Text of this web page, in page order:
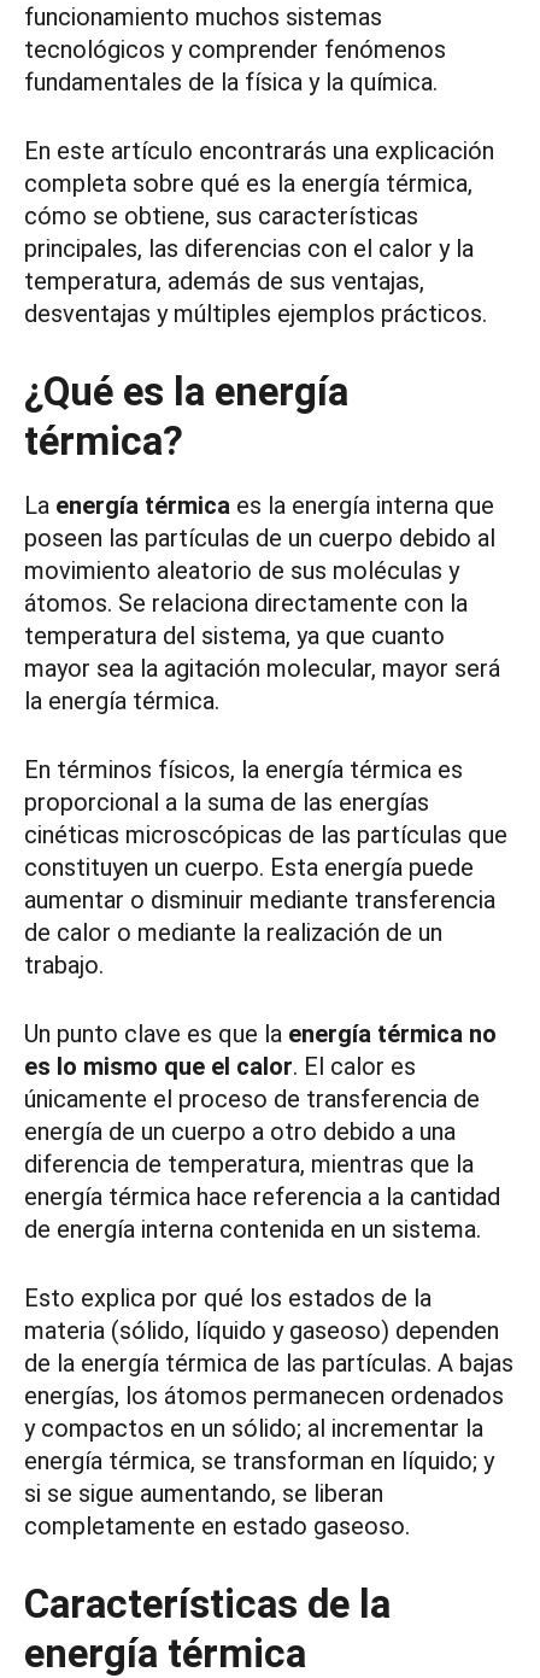
funcionamiento muchos sistemas
tecnológicos y comprender fenómenos
fundamentales de la física y la química.
En este artículo encontrarás una explicación
completa sobre qué es la energía térmica,
cómo se obtiene, sus características
principales, las diferencias con el calor y la
temperatura, además de sus ventajas,
desventajas y múltiples ejemplos prácticos.
¿Qué es la energía
térmica?
La energía térmica es la energía interna que
poseen las partículas de un cuerpo debido al
movimiento aleatorio de sus moléculas y
átomos. Se relaciona directamente con la
temperatura del sistema, ya que cuanto
mayor sea la agitación molecular, mayor será
la energía térmica.
En términos físicos, la energía térmica es
proporcional a la suma de las energías
cinéticas microscópicas de las partículas que
constituyen un cuerpo. Esta energía puede
aumentar o disminuir mediante transferencia
de calor o mediante la realización de un
trabajo.
Un punto clave es que la energía térmica no
es lo mismo que el calor. El calor es
únicamente el proceso de transferencia de
energía de un cuerpo a otro debido a una
diferencia de temperatura, mientras que la
energía térmica hace referencia a la cantidad
de energía interna contenida en un sistema.
Esto explica por qué los estados de la
materia (sólido, líquido y gaseoso) dependen
de la energía térmica de las partículas. A bajas
energías, los átomos permanecen ordenados
y compactos en un sólido; al incrementar la
energía térmica, se transforman en líquido; y
si se sigue aumentando, se liberan
completamente en estado gaseoso.
Características de la
energía térmica